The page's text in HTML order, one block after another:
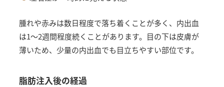
腫れや赤みは数日程度で落ち着くことが多く、内出血
は1〜2週間程度続くことがあります。目の下は皮膚が
薄いため、少量の内出血でも目立ちやすい部位です。
脂肪注入後の経過